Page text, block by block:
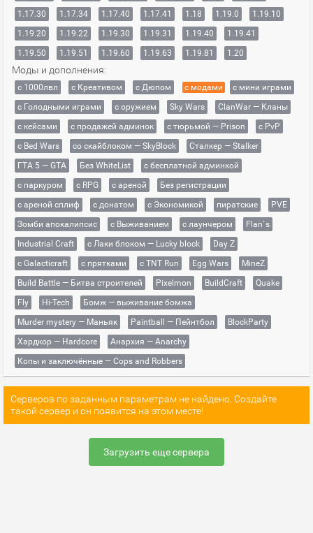
1.17.30
1.17.34 1.17.40 1.17.41 1.18 1.19.0
1.19.10
1.19.20
1.19.22 1.19.30 1.19.31 1.19.40
1.19.41
1.19.50
1.19.51 1.19.60 1.19.63 1.19.81 1.20
Моды и дополнения:
с 1000лвл c Креативом с Дюпом с модами
с мини играми
с Голодными играми
с оружием Sky Wars
ClanWar — Кланы
с кейсами
с продажей админок с тюрьмой — Prison
с PvP
с Bed Wars
со скайблоком — SkyBlock
Сталкер — Stalker
ГТА 5 — GTA
Без WhiteList
с бесплатной админкой
с паркуром
с RPG с ареной
Без регистрации
с ареной сплиф
с донатом с Экономикой пиратские
PVE
Зомби апокалипсис
с Выживанием с лаунчером
Flan`s
Industrial Craft
с Лаки блоком — Lucky block
Day Z
с Galacticraft
с прятками с TNT Run Egg Wars
MineZ
Build Battle — Битва строителей
Pixelmon BuildCraft
Quake
Fly
Hi-Tech
Бомж — выживание бомжа
Murder mystery — Маньяк
Paintball — Пейнтбол
BlockParty
Хардкор — Hardcore
Анархия — Anarchy
Копы и заключённые — Cops and Robbers
Серверов по заданным параметрам не найдено. Создайте
такой сервер и он появится на этом месте!
Загрузить еще сервера